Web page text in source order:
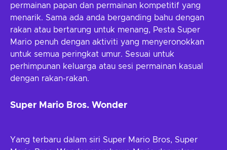
permainan papan dan permainan kompetitif yang
menarik. Sama ada anda berganding bahu dengan
rakan atau bertarung untuk menang, Pesta Super
Mario penuh dengan aktiviti yang menyeronokkan
untuk semua peringkat umur. Sesuai untuk
perhimpunan keluarga atau sesi permainan kasual
dengan rakan-rakan.
Super Mario Bros. Wonder
Yang terbaru dalam siri Super Mario Bros, Super